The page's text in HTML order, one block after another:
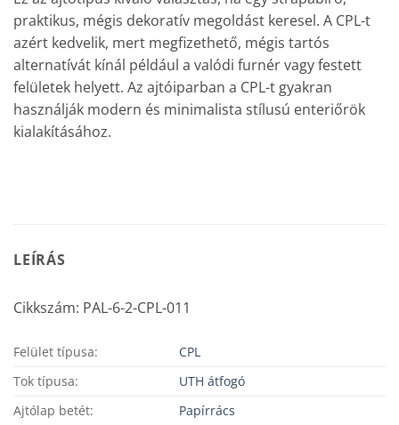
praktikus, mégis dekoratív megoldást keresel. A CPL-t
azért kedvelik, mert megfizethető, mégis tartós
alternatívát kínál például a valódi furnér vagy festett
felületek helyett. Az ajtóiparban a CPL-t gyakran
használják modern és minimalista stílusú enteriőrök
kialakításához.
LEÍRÁS
Cikkszám: PAL-6-2-CPL-011
Felület típusa:
CPL
Tok típusa:
UTH átfogó
Ajtólap betét:
Papírrács